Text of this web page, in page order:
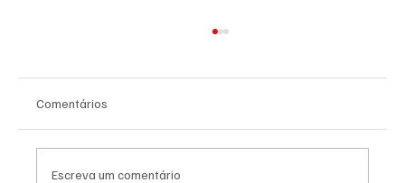
Comentários
Escreva um comentário